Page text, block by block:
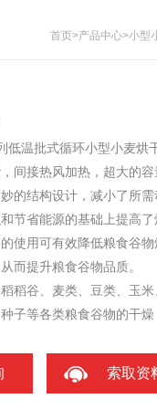
首页>产品中心>小型
低温批式循环小型小麦烘
间接热风加热，超大的容
的结构设计，减小了所需
节省能源的基础上提高了
使用可有效降低粮食谷
而提升粮食谷物品质。
稻谷、麦类、豆类、玉
子等各类粮食谷物的干燥
索取资